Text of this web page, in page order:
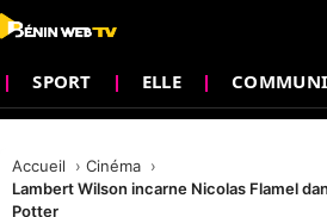
SPORT ELLE
Accueil
Cinéma
Lambert Wilson incarne Nicolas Flamel
Potter